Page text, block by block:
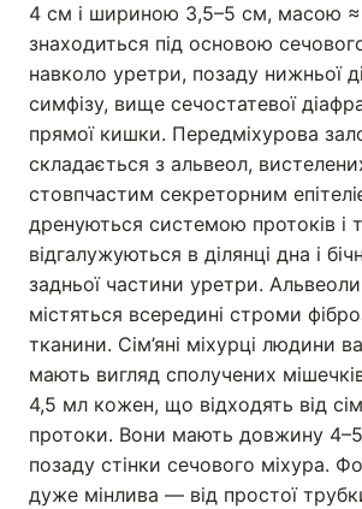
4 см і шириною 3,5–5 см, масою
знаходиться під основою
навколо уретри, позаду нижньої
симфізу, вище сечостатевої
прямої кишки. Передміхурова
складається з альвеол,
стовпчастим секреторним
дренуються системою протоків і
відгалужуються в ділянці дна і
задньої частини уретри.
містяться всередині строми
тканини. Сім’яні міхурці людини
мають вигляд сполучених
4,5 мл кожен, що відходять від
протоки. Вони мають довжину 4–5
позаду стінки сечового міхура.
дуже мінлива — від простої